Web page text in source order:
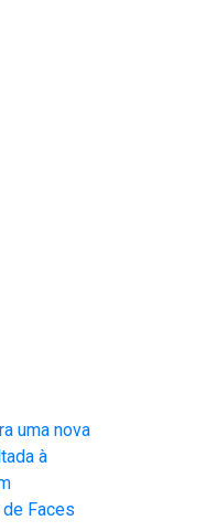
uma nova
à
Faces